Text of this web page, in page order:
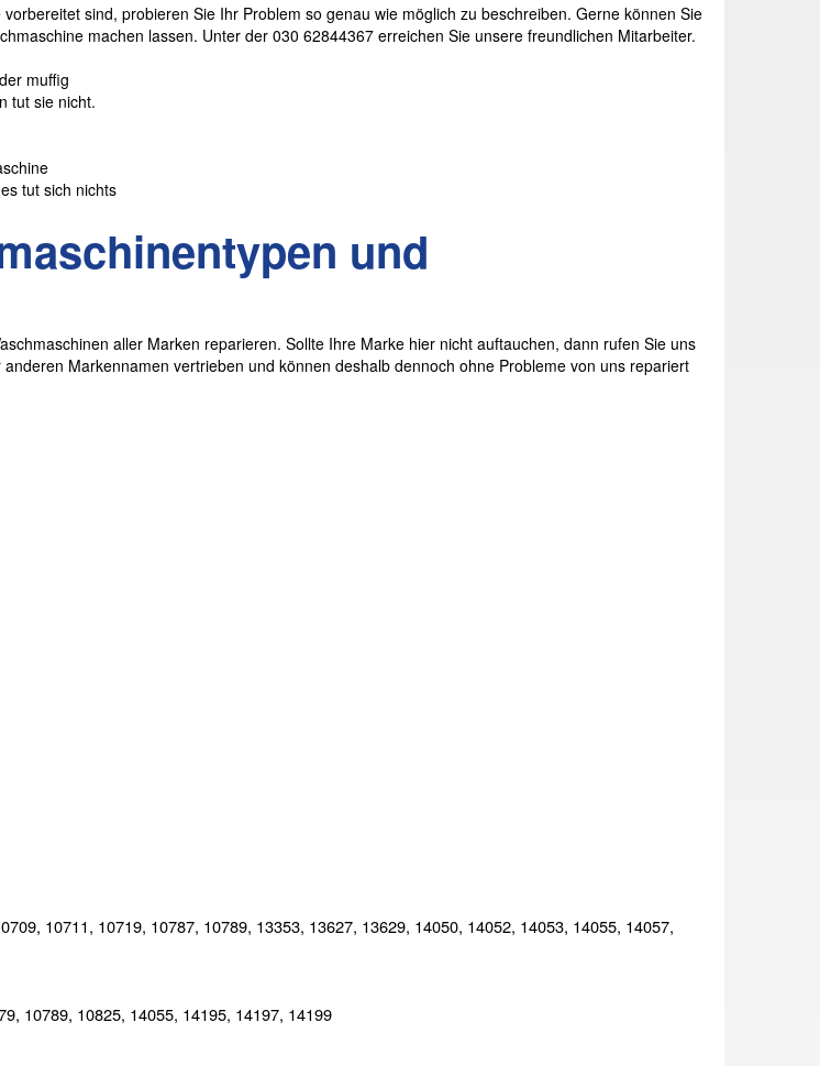
sind, probieren Sie Ihr Problem so genau wie möglich zu beschreiben. Gerne können Sie
machen lassen. Unter der 030 62844367 erreichen Sie unsere freundlichen Mitarbeiter.
muffig
tut sie nicht.
tut sich nichts
und
aller Marken reparieren. Sollte Ihre Marke hier nicht auftauchen, dann rufen Sie uns
Markennamen vertrieben und können deshalb dennoch ohne Probleme von uns repariert
10711, 10719, 10787, 10789, 13353, 13627, 13629, 14050, 14052, 14053, 14055, 14057,
10789, 10825, 14055, 14195, 14197, 14199